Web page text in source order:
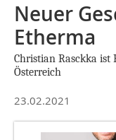
Neuer
Etherma
Christian Rasckka ist
Österreich
23.02.2021